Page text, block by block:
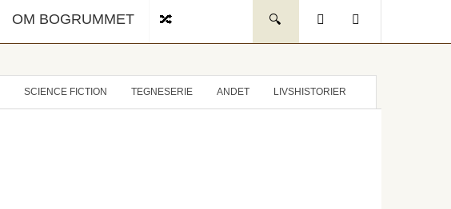
OM BOGRUMMET
SCIENCE FICTION TEGNESERIE ANDET LIVSHISTORIER